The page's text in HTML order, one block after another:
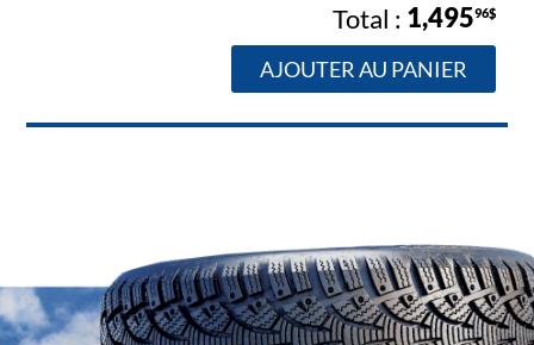
1,49596$
AJOUTER AU PANIER